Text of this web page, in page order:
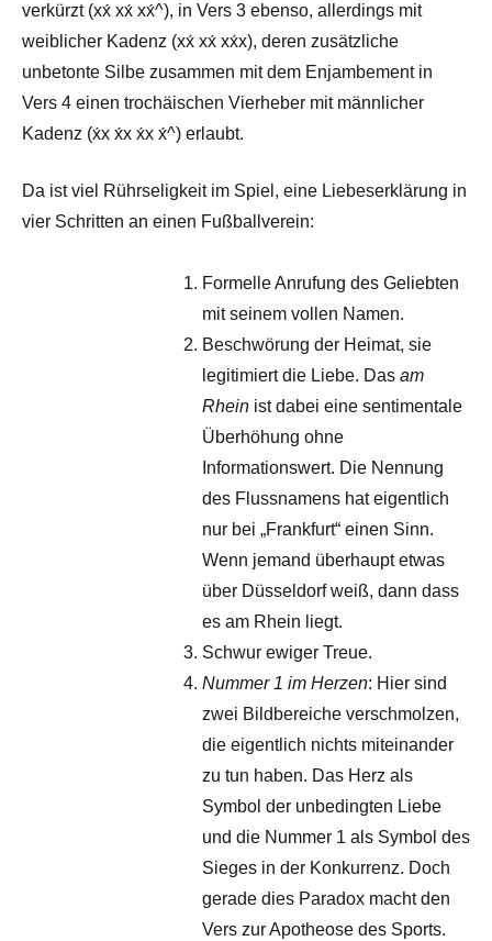
verkürzt (xx́ xx́ xx́^), in Vers 3 ebenso, allerdings mit
weiblicher Kadenz (xx́ xx́ xx́x), deren zusätzliche
unbetonte Silbe zusammen mit dem Enjambement in
Vers 4 einen trochäischen Vierheber mit männlicher
Kadenz (x́x x́x x́x x́^) erlaubt.
Da ist viel Rührseligkeit im Spiel, eine Liebeserklärung in
vier Schritten an einen Fußballverein:
Formelle Anrufung des Geliebten
mit seinem vollen Namen.
Beschwörung der Heimat, sie
legitimiert die Liebe. Das am
Rhein ist dabei eine sentimentale
Überhöhung ohne
Informationswert. Die Nennung
des Flussnamens hat eigentlich
nur bei „Frankfurt“ einen Sinn.
Wenn jemand überhaupt etwas
über Düsseldorf weiß, dann dass
es am Rhein liegt.
Schwur ewiger Treue.
Nummer 1 im Herzen: Hier sind
zwei Bildbereiche verschmolzen,
die eigentlich nichts miteinander
zu tun haben. Das Herz als
Symbol der unbedingten Liebe
und die Nummer 1 als Symbol des
Sieges in der Konkurrenz. Doch
gerade dies Paradox macht den
Vers zur Apotheose des Sports.